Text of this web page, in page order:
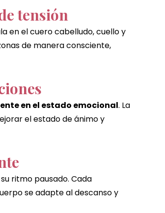
tensión
en el cuero cabelludo, cuello y
de manera consciente,
en el estado emocional. La
el estado de ánimo y
ritmo pausado. Cada
se adapte al descanso y